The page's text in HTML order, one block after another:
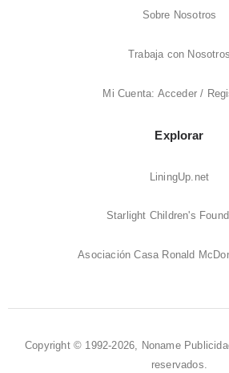
Sobre Nosotros
Trabaja con Nosotros
Mi Cuenta: Acceder /
Explorar
LiningUp.net
Starlight Children's
Asociación Casa Ronald
Copyright © 1992-2026, Noname
reservados.